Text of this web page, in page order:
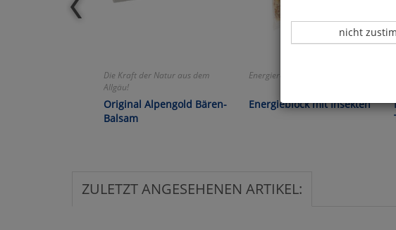
Die Kraft der Natur aus dem
Allgäu!
Original Alpengold Bären-
Balsam
Energiereicher Leckerbissen!
Energieblock mit Insekten
ZULETZT ANGESEHENEN ARTIKEL:
nicht
Cookies ablehnen,